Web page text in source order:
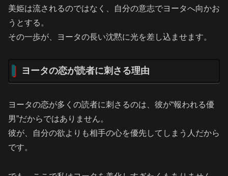
美姫は流されるのではなく、自分の意志でヨータへ向かお
うとする。
その一歩が、ヨータの長い沈黙に光を差し込ませます。
ヨータの恋が読者に刺さる理由
ヨータの恋が多くの読者に刺さるのは、彼が“報われる優
男”だからではありません。
彼が、自分の欲よりも相手の心を優先してしまう人だから
です。